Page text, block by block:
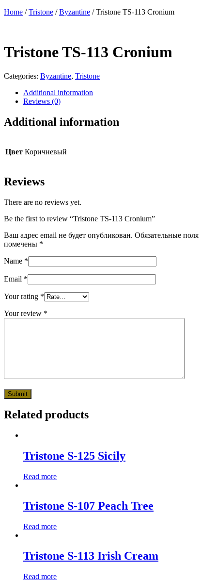
Home /Tristone /Byzantine / Tristone TS-113 Cronium
Tristone TS-113 Cronium
Categories: Byzantine, Tristone
Additional information
Reviews (0)
Additional information
Цвет Коричневый
Reviews
There are no reviews yet.
Be the first to review “Tristone TS-113 Cronium”
Ваш адрес email не будет опубликован. Обязательные поля
помечены *
Name *
Email *
Your rating *
Your review *
Related products
Tristone S-125 Sicily
Read more
Tristone S-107 Peach Tree
Read more
Tristone S-113 Irish Cream
Read more